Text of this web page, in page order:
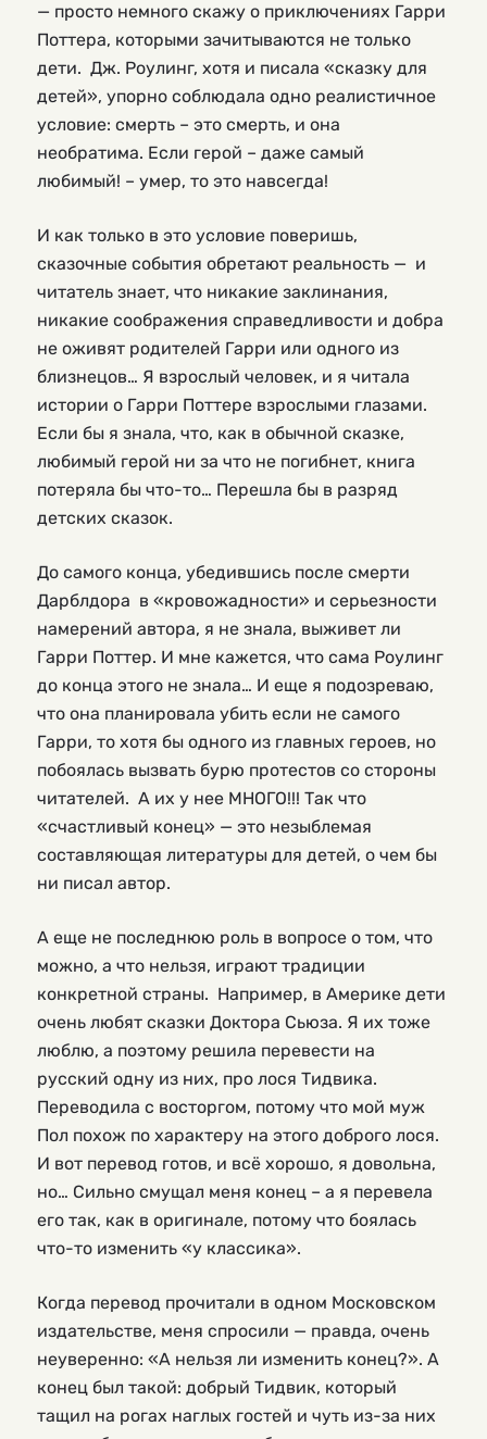
— просто немного скажу о приключениях Гарри
Поттера, которыми зачитываются не только
дети. Дж. Роулинг, хотя и писала «сказку для
детей», упорно соблюдала одно реалистичное
условие: смерть – это смерть, и она
необратима. Если герой – даже самый
любимый! – умер, то это навсегда!
И как только в это условие поверишь,
сказочные события обретают реальность — и
читатель знает, что никакие заклинания,
никакие соображения справедливости и добра
не оживят родителей Гарри или одного из
близнецов… Я взрослый человек, и я читала
истории о Гарри Поттере взрослыми глазами.
Если бы я знала, что, как в обычной сказке,
любимый герой ни за что не погибнет, книга
потеряла бы что-то… Перешла бы в разряд
детских сказок.
До самого конца, убедившись после смерти
Дарблдора в «кровожадности» и серьезности
намерений автора, я не знала, выживет ли
Гарри Поттер. И мне кажется, что сама Роулинг
до конца этого не знала… И еще я подозреваю,
что она планировала убить если не самого
Гарри, то хотя бы одного из главных героев, но
побоялась вызвать бурю протестов со стороны
читателей. А их у нее МНОГО!!! Так что
«счастливый конец» — это незыблемая
составляющая литературы для детей, о чем бы
ни писал автор.
А еще не последнюю роль в вопросе о том, что
можно, а что нельзя, играют традиции
конкретной страны. Например, в Америке дети
очень любят сказки Доктора Сьюза. Я их тоже
люблю, а поэтому решила перевести на
русский одну из них, про лося Тидвика.
Переводила с восторгом, потому что мой муж
Пол похож по характеру на этого доброго лося.
И вот перевод готов, и всё хорошо, я довольна,
но… Сильно смущал меня конец – а я перевела
его так, как в оригинале, потому что боялась
что-то изменить «у классика».
Когда перевод прочитали в одном Московском
издательстве, меня спросили — правда, очень
неуверенно: «А нельзя ли изменить конец?». А
конец был такой: добрый Тидвик, который
тащил на рогах наглых гостей и чуть из-за них